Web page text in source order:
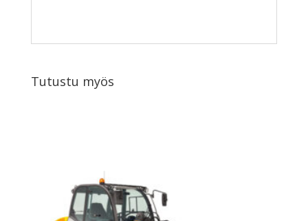
Tutustu myös